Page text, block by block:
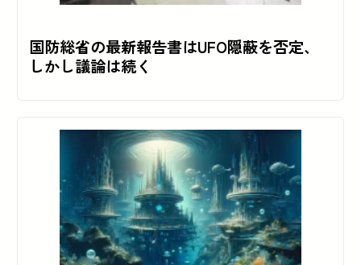
国防総省の最新報告書はUFO隠蔽を否定、
しかし議論は続く